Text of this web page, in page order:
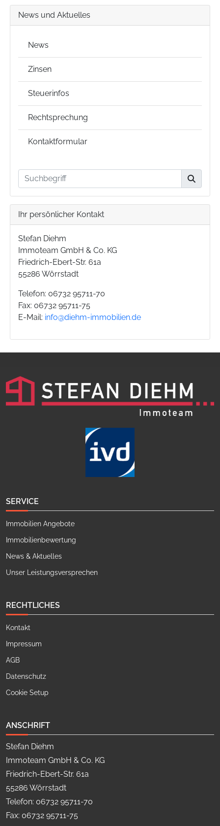
News und Aktuelles
News
Zinsen
Steuerinfos
Rechtsprechung
Kontaktformular
Ihr persönlicher Kontakt
Stefan Diehm
Immoteam GmbH & Co. KG
Friedrich-Ebert-Str. 61a
55286 Wörrstadt
Telefon: 06732 95711-70
Fax: 06732 95711-75
E-Mail: info@diehm-immobilien.de
SERVICE
Immobilien Angebote
Immobilienbewertung
News & Aktuelles
Unser Leistungsversprechen
RECHTLICHES
Kontakt
Impressum
AGB
Datenschutz
Cookie Setup
ANSCHRIFT
Stefan Diehm
Immoteam GmbH & Co. KG
Friedrich-Ebert-Str. 61a
55286 Wörrstadt
Telefon: 06732 95711-70
Fax: 06732 95711-75